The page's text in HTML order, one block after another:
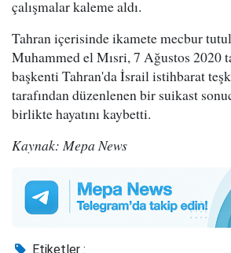
çalışmalar kaleme aldı.
Tahran içerisinde ikamete mecbur
Muhammed el Mısri, 7 Ağustos 2020
başkenti Tahran'da İsrail istihbarat
tarafından düzenlenen bir suikast
birlikte hayatını kaybetti.
Kaynak: Mepa News
Etiketler :